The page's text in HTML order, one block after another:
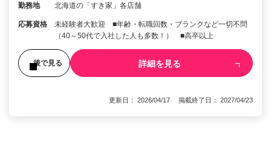
勤務地 北海道の「すき家」各店舗
応募資格
未経験者大歓迎 ■年齢・転職回数・ブランクなど一切不問
（40～50代で入社した人も多数！） ■高卒以上
後で見る 詳細を見る
更新日： 2026/04/17 掲載終了日： 2027/04/23